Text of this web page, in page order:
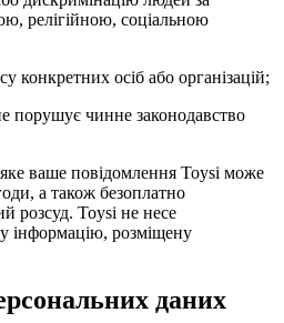
релігійною, соціальною
конкретних осіб або організацій;
порушує чинне законодавство
ваше повідомлення Toysi може
а також безоплатно
розсуд. Toysi не несе
інформацію, розміщену
даних